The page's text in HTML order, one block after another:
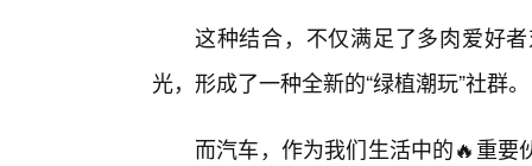
这种结合，不仅满足了多肉爱好
光，形成了一种全新的“绿植潮玩”社群。
而汽车，作为我们生活中的🔥重